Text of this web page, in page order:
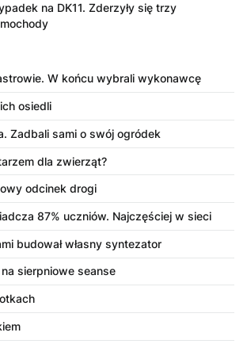
na DK11. Zderzyły się trzy
W końcu wybrali wykonawcę
osiedli
Zadbali sami o swój ogródek
dla zwierząt?
odcinek drogi
87% uczniów. Najczęściej w sieci
budował własny syntezator
sierpniowe seanse